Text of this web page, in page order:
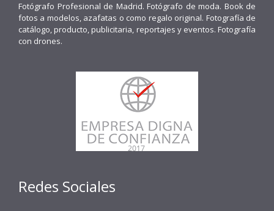
Fotógrafo Profesional de Madrid. Fotógrafo de moda. Book de
fotos a modelos, azafatas o como regalo original. Fotografía de
catálogo, producto, publicitaria, reportajes y eventos. Fotografía
con drones.
Redes Sociales